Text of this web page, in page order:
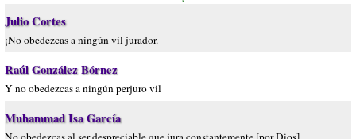
Julio Cortes
¡No obedezcas a ningún vil jurador.
Raúl González Bórnez
Y no obedezcas a ningún perjuro vil
Muhammad Isa García